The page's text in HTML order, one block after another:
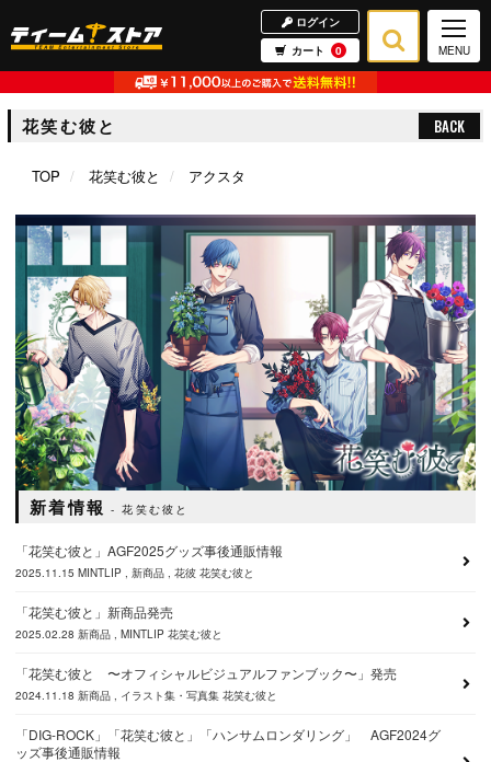
ログイン
カート
0 MENU
花笑む彼と BACK
TOP 花笑む彼と アクスタ
新着情報 花笑む彼と
「花笑む彼と」AGF2025グッズ事後通販情報
2025.11.15 MINTLIP 新商品 花彼 花笑む彼と
「花笑む彼と」新商品発売
2025.02.28 新商品 MINTLIP 花笑む彼と
「花笑む彼と 〜オフィシャルビジュアルファンブック〜」発売
2024.11.18 新商品 イラスト集・写真集 花笑む彼と
「DIG-ROCK」「花笑む彼と」「ハンサムロンダリング」 AGF2024グ
ッズ事後通販情報